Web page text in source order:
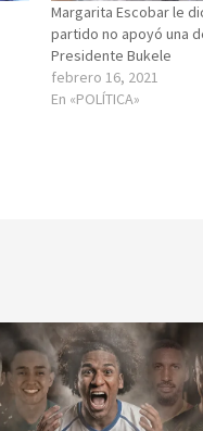
Margarita Escobar le
partido no apoyó una
Presidente Bukele
febrero 16, 2021
En «POLÍTICA»